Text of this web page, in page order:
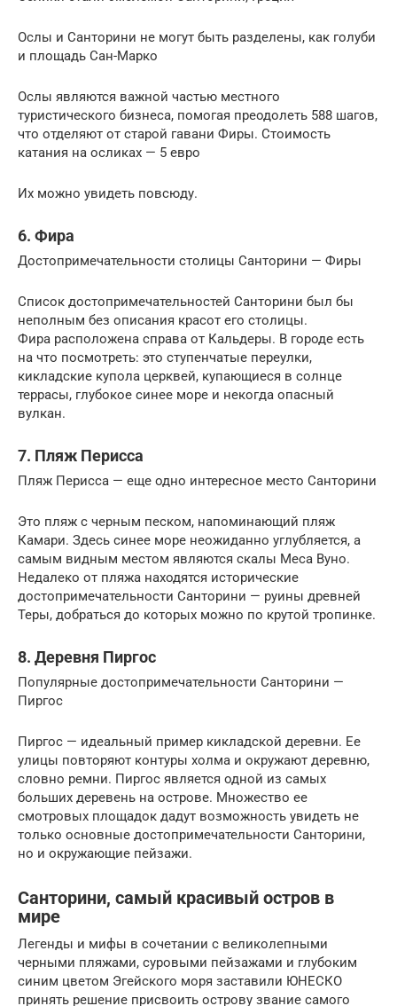
Ослы и Санторини не могут быть разделены, как голуби
и площадь Сан-Марко
Ослы являются важной частью местного
туристического бизнеса, помогая преодолеть 588 шагов,
что отделяют от старой гавани Фиры. Стоимость
катания на осликах — 5 евро
Их можно увидеть повсюду.
6. Фира
Достопримечательности столицы Санторини — Фиры
Список достопримечательностей Санторини был бы
неполным без описания красот его столицы.
Фира расположена справа от Кальдеры. В городе есть
на что посмотреть: это ступенчатые переулки,
кикладские купола церквей, купающиеся в солнце
террасы, глубокое синее море и некогда опасный
вулкан.
7. Пляж Перисса
Пляж Перисса — еще одно интересное место Санторини
Это пляж с черным песком, напоминающий пляж
Камари. Здесь синее море неожиданно углубляется, а
самым видным местом являются скалы Меса Вуно.
Недалеко от пляжа находятся исторические
достопримечательности Санторини — руины древней
Теры, добраться до которых можно по крутой тропинке.
8. Деревня Пиргос
Популярные достопримечательности Санторини —
Пиргос
Пиргос — идеальный пример кикладской деревни. Ее
улицы повторяют контуры холма и окружают деревню,
словно ремни. Пиргос является одной из самых
больших деревень на острове. Множество ее
смотровых площадок дадут возможность увидеть не
только основные достопримечательности Санторини,
но и окружающие пейзажи.
Санторини, самый красивый остров в
мире
Легенды и мифы в сочетании с великолепными
черными пляжами, суровыми пейзажами и глубоким
синим цветом Эгейского моря заставили ЮНЕСКО
принять решение присвоить острову звание самого